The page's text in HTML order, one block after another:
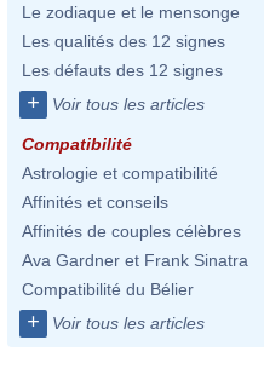
Le zodiaque et le mensonge
Les qualités des 12 signes
Les défauts des 12 signes
+ Voir tous les articles
Compatibilité
Astrologie et compatibilité
Affinités et conseils
Affinités de couples célèbres
Ava Gardner et Frank Sinatra
Compatibilité du Bélier
+ Voir tous les articles